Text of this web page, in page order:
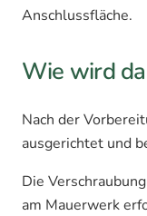
Anschlussfläche.
Wie wird
Nach der
ausgerichtet und
Die
am Mauerwerk